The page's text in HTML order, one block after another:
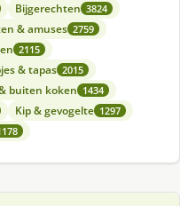
Bijgerechten 3824
& amuses 2759
2115
& tapas 2015
buiten koken 1434
Kip & gevogelte 1297